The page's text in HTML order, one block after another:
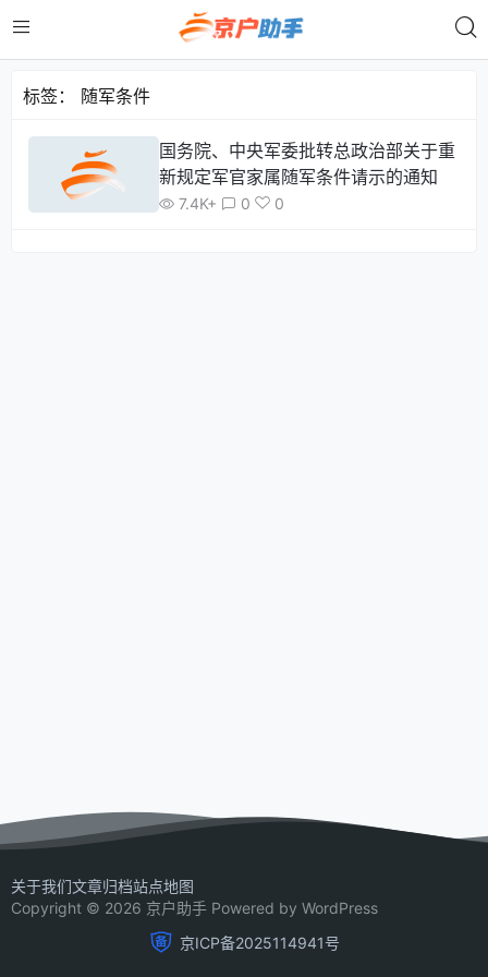
标签： 随军条件
国务院、中央军委批转总政治部关于重
新规定军官家属随军条件请示的通知
7.4K+ 0 0
关于我们文章归档站点地图
Copyright © 2026 京户助手 Powered by WordPress
京ICP备2025114941号